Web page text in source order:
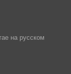
на русском